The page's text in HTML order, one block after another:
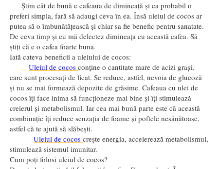
Ştim cât de bună e cafeaua de dimineaţă şi ca probabil o
preferi simpla, fară să adaugi ceva în ea. Însă uleiul de cocos ar
putea să o îmbunătăţească şi chiar sa fie benefic pentru sanatate.
De ceva timp şi eu mă delectez dimineaţa cu această cafea. Să
ştiţi că e o cafea foarte buna.
Iată cateva beneficii a uleiului de cocos:
Uleiul de cocos conține o cantitate mare de acizi grași,
care sunt procesați de ficat. Se reduce, astfel, nevoia de glucoză
și nu se mai formează depozite de grăsime. Cafeaua cu ulei de
cocos îți face inima să funcționeze mai bine și îți stimulează
creierul și metabolismul. Iar cea mai bună parte este că această
combinație îți reduce senzația de foame și poftele nesănătoase,
astfel că te ajută să slăbești.
Uleiul de cocos crește energia, accelerează metabolismul,
stimulează sistemul imunitar.
Cum poţi folosi uleiul de cocos?